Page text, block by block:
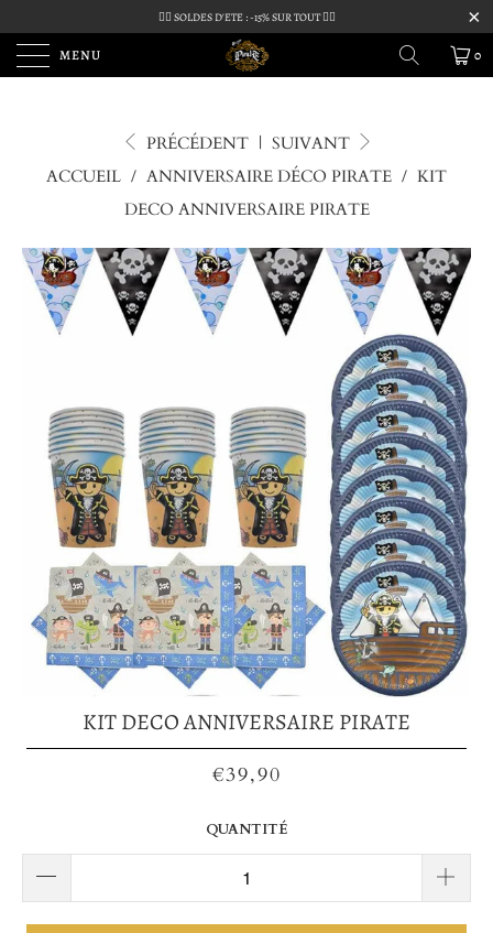
🏴‍☠️ SOLDES D'ETE : -15% SUR TOUT 🏴‍☠️
MENU 0
PRÉCÉDENT | SUIVANT
ACCUEIL / ANNIVERSAIRE DÉCO PIRATE / KIT
DECO ANNIVERSAIRE PIRATE
KIT DECO ANNIVERSAIRE PIRATE
€39,90
QUANTITÉ